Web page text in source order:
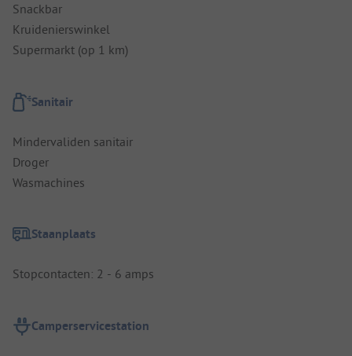
Snackbar
Kruidenierswinkel
Supermarkt (op 1 km)
Sanitair
Mindervaliden sanitair
Droger
Wasmachines
Staanplaats
Stopcontacten: 2 - 6 amps
Camperservicestation